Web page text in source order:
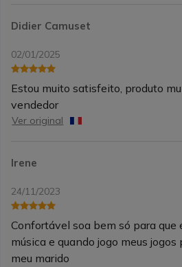
Didier Camuset
02/01/2025
Estou muito satisfeito, produto
vendedor
Ver original
Irene
24/11/2023
Confortável soa bem só para que
música e quando jogo meus
meu marido